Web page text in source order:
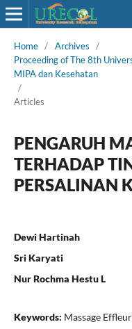
Home / Archives
/
Proceeding of The 8th
MIPA dan Kesehatan
/
Articles
PENGARUH
TERHADAP
PERSALINAN
Dewi Hartinah
Sri Karyati
Nur Rochma Hestu L
Keywords: Massage